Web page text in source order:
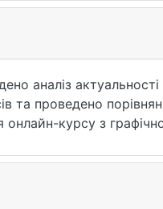
та проведено
курсу з
в графічному
теми, які йому
навчання.